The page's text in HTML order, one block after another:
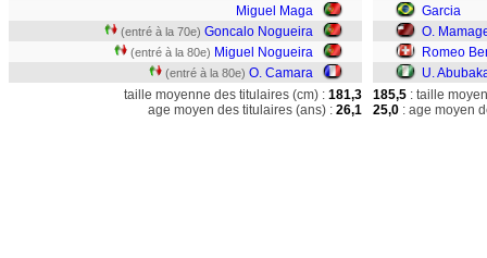
Miguel Maga
(entré à la 70e) Goncalo Nogueira
(entré à la 80e) Miguel Nogueira
(entré à la 80e) O. Camara
Garcia
O.
Romeo
U.
taille moyenne des titulaires (cm) : 181,3
age moyen des titulaires (ans) : 26,1
185,5 : taille
25,0 : age moyen